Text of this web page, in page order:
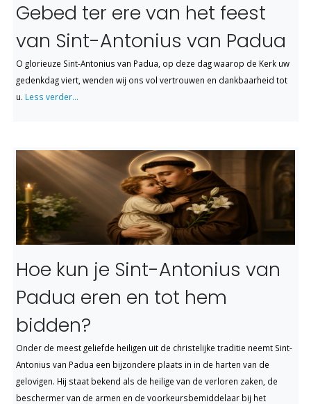
Gebed ter ere van het feest
van Sint-Antonius van Padua
O glorieuze Sint-Antonius van Padua, op deze dag waarop de Kerk uw
gedenkdag viert, wenden wij ons vol vertrouwen en dankbaarheid tot
u. Less verder...
Hoe kun je Sint-Antonius van
Padua eren en tot hem
bidden?
Onder de meest geliefde heiligen uit de christelijke traditie neemt Sint-
Antonius van Padua een bijzondere plaats in in de harten van de
gelovigen. Hij staat bekend als de heilige van de verloren zaken, de
beschermer van de armen en de voorkeursbemiddelaar bij het